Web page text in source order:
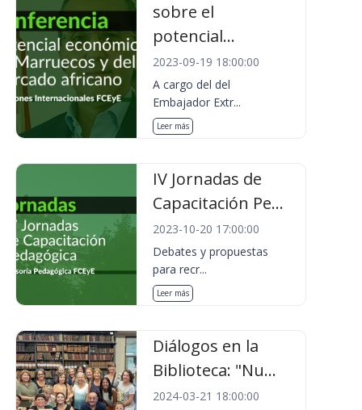
sobre el
potencial...
2023-09-19 18:00:00
A cargo del del
Embajador Extr...
Leer más
IV Jornadas de
Capacitación Pe...
2023-10-20 17:00:00
Debates y propuestas
para recr...
Leer más
Diálogos en la
Biblioteca: "Nu...
2024-03-21 18:00:00